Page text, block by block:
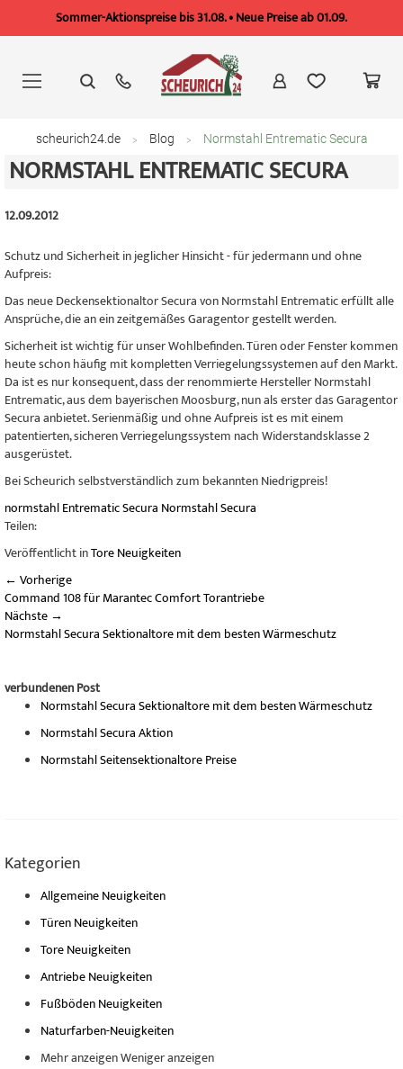
Sommer-Aktionspreise bis 31.08. • Neue Preise ab 01.09.
springen
scheurich24.de Blog Normstahl Entrematic Secura
NORMSTAHL ENTREMATIC SECURA
12.09.2012
Schutz und Sicherheit in jeglicher Hinsicht - für jedermann und ohne
Aufpreis:
Das neue Deckensektionaltor Secura von Normstahl Entrematic erfüllt alle
Ansprüche, die an ein zeitgemäßes Garagentor gestellt werden.
Sicherheit ist wichtig für unser Wohlbefinden. Türen oder Fenster kommen
heute schon häufig mit kompletten Verriegelungssystemen auf den Markt.
Da ist es nur konsequent, dass der renommierte Hersteller Normstahl
Entrematic, aus dem bayerischen Moosburg, nun als erster das Garagentor
Secura anbietet. Serienmäßig und ohne Aufpreis ist es mit einem
patentierten, sicheren Verriegelungssystem nach Widerstandsklasse 2
ausgerüstet.
Bei Scheurich selbstverständlich zum bekannten Niedrigpreis!
normstahlEntrematicSecura Normstahl Secura
Teilen:
Veröffentlicht inTore Neuigkeiten
← Vorherige
Command 108 für Marantec Comfort Torantriebe
Nächste →
Normstahl Secura Sektionaltore mit dem besten Wärmeschutz
verbundenen Post
Normstahl Secura Sektionaltore mit dem besten Wärmeschutz
Normstahl Secura Aktion
Normstahl Seitensektionaltore Preise
Kategorien
Allgemeine Neuigkeiten
Türen Neuigkeiten
Tore Neuigkeiten
Antriebe Neuigkeiten
Fußböden Neuigkeiten
Naturfarben-Neuigkeiten
Mehr anzeigenWeniger anzeigen